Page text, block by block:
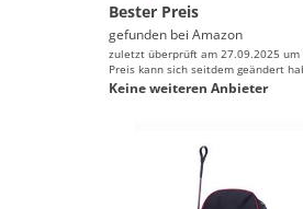
Bester Preis
gefunden bei Amazon
zuletzt überprüft am 27.09.2025 um
Preis kann sich seitdem geändert
Keine weiteren Anbieter